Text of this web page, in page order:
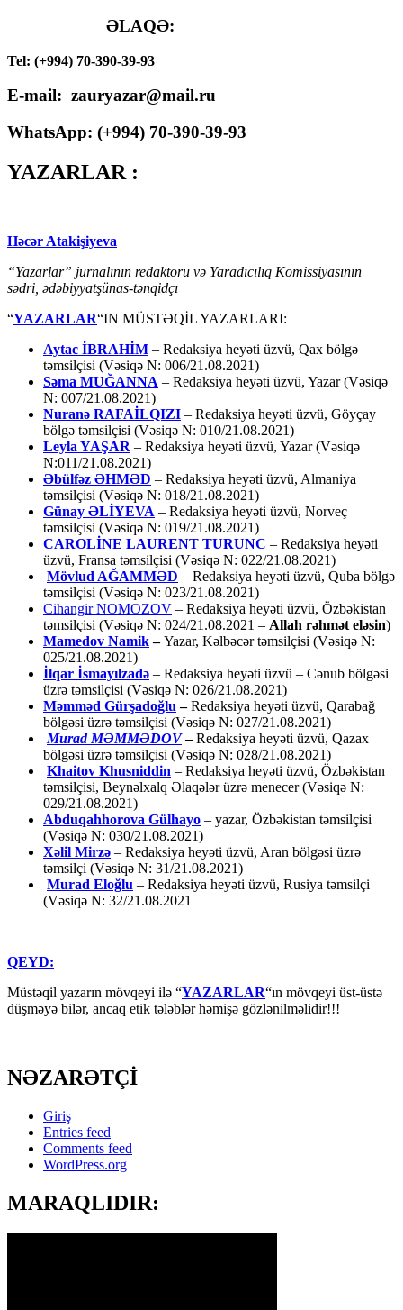
ƏLAQƏ:
Tel: (+994) 70-390-39-93
E-mail: zauryazar@mail.ru
WhatsApp: (+994) 70-390-39-93
YAZARLAR :
Həcər Atakişiyeva
“Yazarlar” jurnalının redaktoru və Yaradıcılıq Komissiyasının
sədri, ədəbiyyatşünas-tənqidçı
“YAZARLAR“IN MÜSTƏQİL YAZARLARI:
Aytac İBRAHİM – Redaksiya heyəti üzvü, Qax bölgə
təmsilçisi (Vəsiqə N: 006/21.08.2021)
Səma MUĞANNA – Redaksiya heyəti üzvü, Yazar (Vəsiqə
N: 007/21.08.2021)
Nuranə RAFAİLQIZI – Redaksiya heyəti üzvü, Göyçay
bölgə təmsilçisi (Vəsiqə N: 010/21.08.2021)
Leyla YAŞAR – Redaksiya heyəti üzvü, Yazar (Vəsiqə
N:011/21.08.2021)
Əbülfəz ƏHMƏD – Redaksiya heyəti üzvü, Almaniya
təmsilçisi (Vəsiqə N: 018/21.08.2021)
Günay ƏLİYEVA – Redaksiya heyəti üzvü, Norveç
təmsilçisi (Vəsiqə N: 019/21.08.2021)
CAROLİNE LAURENT TURUNC – Redaksiya heyəti
üzvü, Fransa təmsilçisi (Vəsiqə N: 022/21.08.2021)
Mövlud AĞAMMƏD – Redaksiya heyəti üzvü, Quba bölgə
təmsilçisi (Vəsiqə N: 023/21.08.2021)
Cihangir NOMOZOV – Redaksiya heyəti üzvü, Özbəkistan
təmsilçisi (Vəsiqə N: 024/21.08.2021 – Allah rəhmət eləsin)
Mamedov Namik–Yazar, Kəlbəcər təmsilçisi (Vəsiqə N:
025/21.08.2021)
İlqar İsmayılzadə – Redaksiya heyəti üzvü – Cənub bölgəsi
üzrə təmsilçisi (Vəsiqə N: 026/21.08.2021)
Məmməd Gürşadoğlu –Redaksiya heyəti üzvü, Qarabağ
bölgəsi üzrə təmsilçisi (Vəsiqə N: 027/21.08.2021)
Murad MƏMMƏDOV –Redaksiya heyəti üzvü, Qazax
bölgəsi üzrə təmsilçisi (Vəsiqə N: 028/21.08.2021)
Khaitov Khusniddin – Redaksiya heyəti üzvü, Özbəkistan
təmsilçisi, Beynəlxalq Əlaqələr üzrə menecer (Vəsiqə N:
029/21.08.2021)
Abduqahhorova Gülhayo – yazar, Özbəkistan təmsilçisi
(Vəsiqə N: 030/21.08.2021)
Xəlil Mirzə – Redaksiya heyəti üzvü, Aran bölgəsi üzrə
təmsilçi (Vəsiqə N: 31/21.08.2021)
Murad Eloğlu – Redaksiya heyəti üzvü, Rusiya təmsilçi
(Vəsiqə N: 32/21.08.2021
QEYD:
Müstəqil yazarın mövqeyi ilə “YAZARLAR“ın mövqeyi üst-üstə
düşməyə bilər, ancaq etik tələblər həmişə gözlənilməlidir!!!
NƏZARƏTÇİ
Giriş
Entries feed
Comments feed
WordPress.org
MARAQLIDIR: